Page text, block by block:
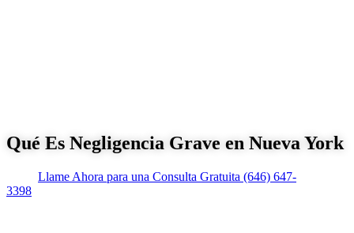
Qué Es Negligencia Grave en Nueva York
Llame Ahora para una Consulta Gratuita (646) 647-
3398